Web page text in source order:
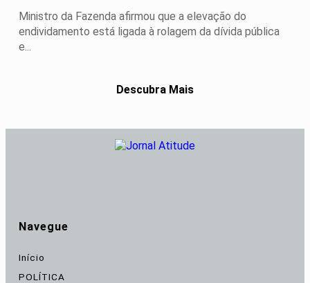
Ministro da Fazenda afirmou que a elevação do
endividamento está ligada à rolagem da dívida pública
e...
Descubra Mais
Navegue
Início
POLÍTICA